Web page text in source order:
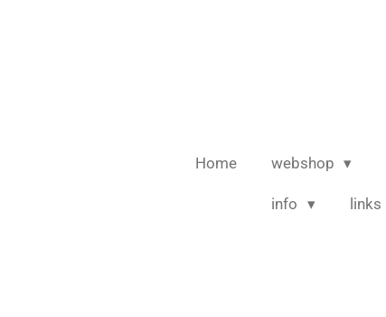
Home webshop
info links